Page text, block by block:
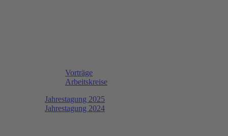
Vorträge
Arbeitskreise
Jahrestagung 2025
Jahrestagung 2024